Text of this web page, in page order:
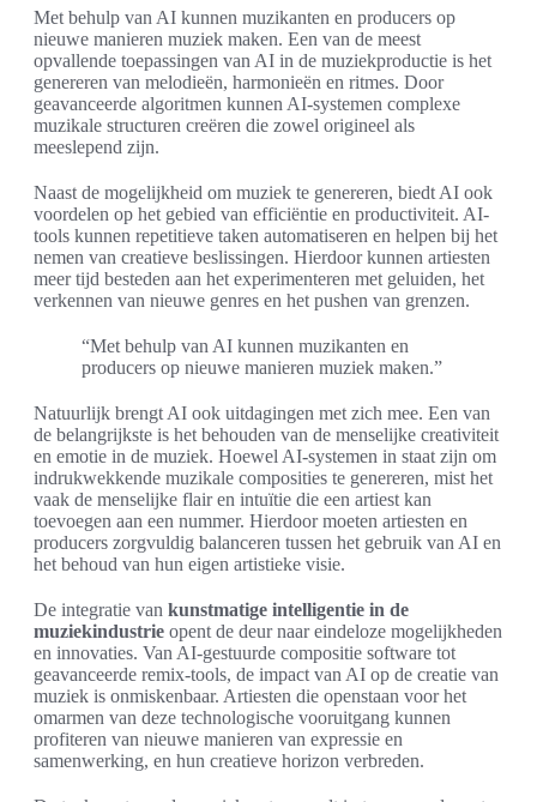
Met behulp van AI kunnen muzikanten en producers op
nieuwe manieren muziek maken. Een van de meest
opvallende toepassingen van AI in de muziekproductie is het
genereren van melodieën, harmonieën en ritmes. Door
geavanceerde algoritmen kunnen AI-systemen complexe
muzikale structuren creëren die zowel origineel als
meeslepend zijn.
Naast de mogelijkheid om muziek te genereren, biedt AI ook
voordelen op het gebied van efficiëntie en productiviteit. AI-
tools kunnen repetitieve taken automatiseren en helpen bij het
nemen van creatieve beslissingen. Hierdoor kunnen artiesten
meer tijd besteden aan het experimenteren met geluiden, het
verkennen van nieuwe genres en het pushen van grenzen.
“Met behulp van AI kunnen muzikanten en
producers op nieuwe manieren muziek maken.”
Natuurlijk brengt AI ook uitdagingen met zich mee. Een van
de belangrijkste is het behouden van de menselijke creativiteit
en emotie in de muziek. Hoewel AI-systemen in staat zijn om
indrukwekkende muzikale composities te genereren, mist het
vaak de menselijke flair en intuïtie die een artiest kan
toevoegen aan een nummer. Hierdoor moeten artiesten en
producers zorgvuldig balanceren tussen het gebruik van AI en
het behoud van hun eigen artistieke visie.
De integratie van kunstmatige intelligentie in de
muziekindustrie opent de deur naar eindeloze mogelijkheden
en innovaties. Van AI-gestuurde compositie software tot
geavanceerde remix-tools, de impact van AI op de creatie van
muziek is onmiskenbaar. Artiesten die openstaan voor het
omarmen van deze technologische vooruitgang kunnen
profiteren van nieuwe manieren van expressie en
samenwerking, en hun creatieve horizon verbreden.